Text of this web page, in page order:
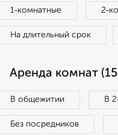
1‑комнатные
На длительный срок
Аренда комнат
В общежитии В
Без посредников